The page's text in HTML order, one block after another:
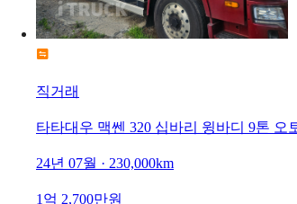
직거래
타타대우 맥쎈 320 십바리 윙바디 9톤 오
24년 07월 · 230,000km
1억 2,700만원